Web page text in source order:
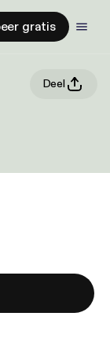
gratis
Deel